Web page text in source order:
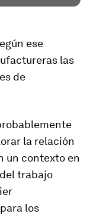
ese
las
de
la relación
un contexto en
trabajo
los